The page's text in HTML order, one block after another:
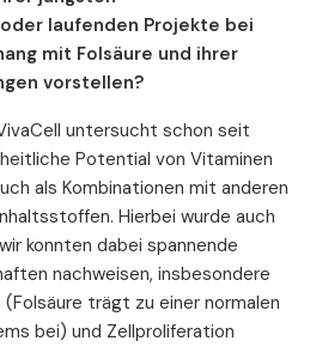
laufenden Projekte bei
mit Folsäure und ihrer
vorstellen?
untersucht schon seit
Potential von Vitaminen
als Kombinationen mit anderen
Hierbei wurde auch
konnten dabei spannende
nachweisen, insbesondere
trägt zu einer normalen
bei) und Zellproliferation